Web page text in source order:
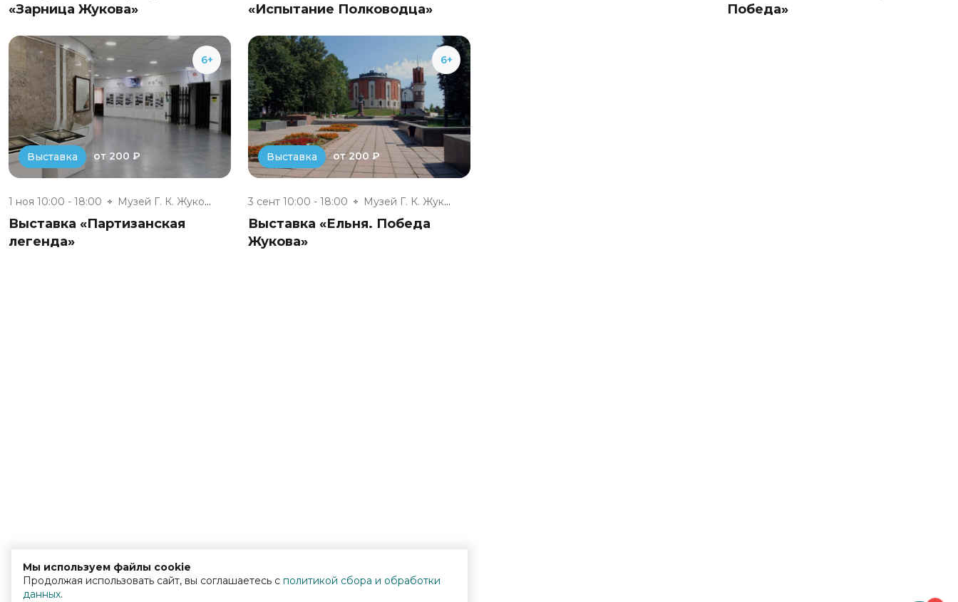
«Зарница Жукова»
«Испытание Полководца»
Победа»
6+
Выставка от 200 ₽
1 ноя 10:00 - 18:00 Музей Г. К. Жукова
Выставка «Партизанская
легенда»
6+
Выставка от 200 ₽
3 сент 10:00 - 18:00 Музей Г. К. Жукова
Выставка «Ельня. Победа
Жукова»
Мы используем файлы cookie
Продолжая использовать сайт, вы соглашаетесь с политикой сбора и обработки
данных.